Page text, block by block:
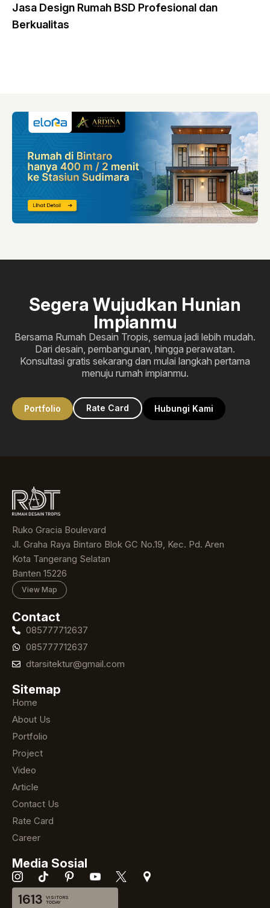
Jasa Design Rumah BSD Profesional dan
Berkualitas
Segera Wujudkan Hunian
Impianmu
Bersama Rumah Desain Tropis, semua jadi lebih mudah.
Dari desain, pembangunan, hingga perawatan.
Konsultasi gratis sekarang dan mulai langkah pertama
menuju rumah impianmu.
Portfolio Rate Card Hubungi Kami
Ruko Gracia Boulevard
Jl. Graha Raya Bintaro Blok GC No.19, Kec. Pd. Aren
Kota Tangerang Selatan
Banten 15226
View Map
Contact
085777712637
085777712637
dtarsitektur@gmail.com
Sitemap
Home
About Us
Portfolio
Project
Video
Article
Contact Us
Rate Card
Career
Media Sosial
1613 VISITORS
TODAY